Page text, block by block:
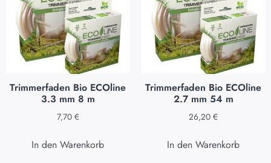
Trimmerfaden Bio ECOline
3.3 mm 8 m
7,70 €
In den Warenkorb
Trimmerfaden Bio ECOline
2.7 mm 54 m
26,20 €
In den Warenkorb